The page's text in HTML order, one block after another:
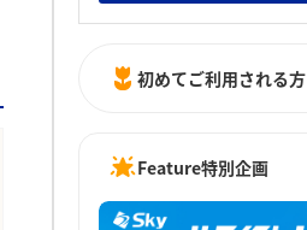
初めてご利用される方
Feature特別企画